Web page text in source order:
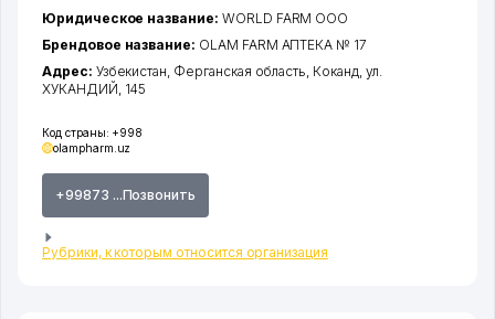
Код страны: +998
olampharm.uz
+99873 ...Позвонить
Рубрики, к которым относится организация
Юридическое название: WORLD FARM ООО
Брендовое название: OLAM FARM АПТЕКА № 17
Адрес: Узбекистан, Ферганская область, Коканд, ул.
ХУКАНДИЙ, 145